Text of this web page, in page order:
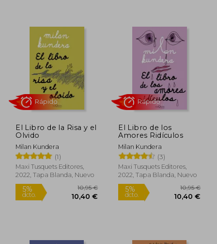
dcto.
5%
dcto.
El Libro de la Risa y el
Olvido
Milan Kundera
(1)
Maxi Tusquets Editores,
2022, Tapa Blanda, Nuevo
Rápido
El Libro de los
Amores Ridículos
Milan Kundera
(3)
Maxi Tusquets Editores,
2022, Tapa Blanda, Nuevo
Rápido